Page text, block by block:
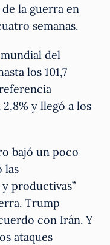
la guerra en
semanas.
del
los 101,7
y llegó a los
bajó un poco
las
productivas”
Trump
con Irán. Y
ataques